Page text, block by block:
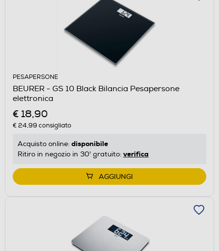
PESAPERSONE
BEURER - GS 10 Black Bilancia Pesapersone
elettronica
€ 18,90
€ 24,99 consigliato
Acquisto online: disponibile
Ritiro in negozio in 30' gratuito: verifica
AGGIUNGI